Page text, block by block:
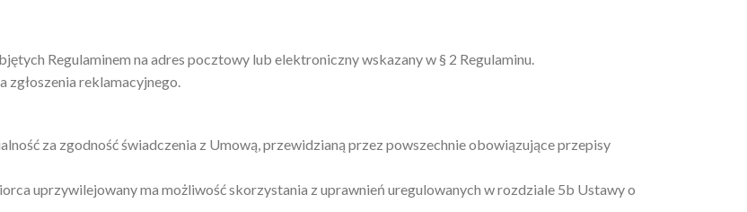
Regulaminem na adres pocztowy lub elektroniczny wskazany w § 2 Regulaminu.
zgłoszenia reklamacyjnego.
za zgodność świadczenia z Umową, przewidzianą przez powszechnie obowiązujące przepisy
uprzywilejowany ma możliwość skorzystania z uprawnień uregulowanych w rozdziale 5b Ustawy o